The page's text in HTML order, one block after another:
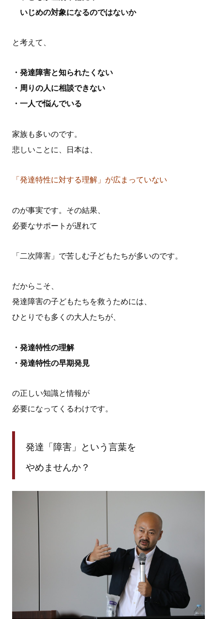
いじめの対象になるのではないか
と考えて、
・発達障害と知られたくない
・周りの人に相談できない
・一人で悩んでいる
家族も多いのです。
悲しいことに、日本は、
「発達特性に対する理解」が広まっていない
のが事実です。その結果、
必要なサポートが遅れて
「二次障害」で苦しむ子どもたちが多いのです。
だからこそ、
発達障害の子どもたちを救うためには、
ひとりでも多くの大人たちが、
・発達特性の理解
・発達特性の早期発見
の正しい知識と情報が
必要になってくるわけです。
発達「障害」という言葉を
やめませんか？